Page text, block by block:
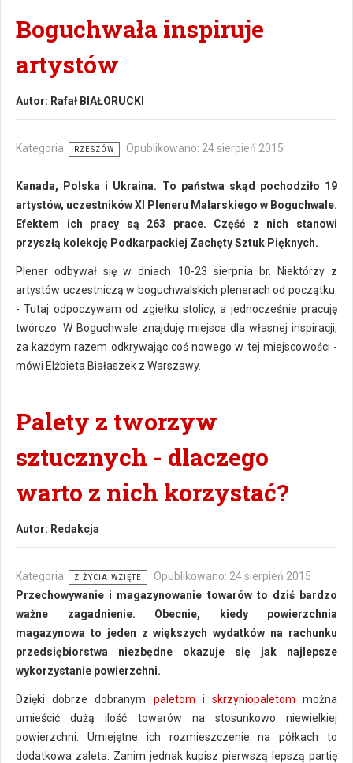
Boguchwała inspiruje
artystów
Autor: Rafał BIAŁORUCKI
Kategoria: RZESZÓW Opublikowano: 24 sierpień 2015
Kanada, Polska i Ukraina. To państwa skąd pochodziło 19
artystów, uczestników XI Pleneru Malarskiego w Boguchwale.
Efektem ich pracy są 263 prace. Część z nich stanowi
przyszłą kolekcję Podkarpackiej Zachęty Sztuk Pięknych.
Plener odbywał się w dniach 10-23 sierpnia br. Niektórzy z
artystów uczestniczą w boguchwalskich plenerach od początku.
- Tutaj odpoczywam od zgiełku stolicy, a jednocześnie pracuję
twórczo. W Boguchwale znajduję miejsce dla własnej inspiracji,
za każdym razem odkrywając coś nowego w tej miejscowości -
mówi Elżbieta Białaszek z Warszawy.
Palety z tworzyw
sztucznych - dlaczego
warto z nich korzystać?
Autor: Redakcja
Kategoria: Z ŻYCIA WZIĘTE
Opublikowano: 24 sierpień 2015
Przechowywanie i magazynowanie towarów to dziś bardzo
ważne zagadnienie. Obecnie, kiedy powierzchnia
magazynowa to jeden z większych wydatków na rachunku
przedsiębiorstwa niezbędne okazuje się jak najlepsze
wykorzystanie powierzchni.
Dzięki dobrze dobranym paletom i skrzyniopaletom można
umieścić dużą ilość towarów na stosunkowo niewielkiej
powierzchni. Umiejętne ich rozmieszczenie na półkach to
dodatkowa zaleta. Zanim jednak kupisz pierwszą lepszą partię